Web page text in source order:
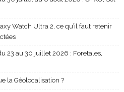
Watch Ultra 2, ce qu’il faut retenir
23 au 30 juillet 2026 : Foretales,
la Géolocalisation ?